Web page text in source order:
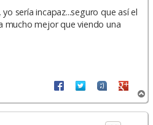
sería incapaz...seguro que así el
mucho mejor que viendo una
r
r